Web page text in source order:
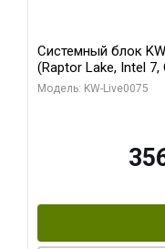
Системный блок
(Raptor Lake, Intel
RTX5080 PRIME EVO
Модель: KW-Live0075